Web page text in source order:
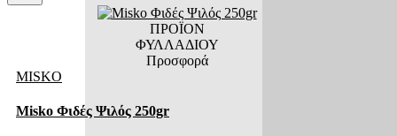
ΠΡΟΪΟΝ
ΦΥΛΛΑΔΙΟΥ
Προσφορά
MISKO
Misko Φιδές Ψιλός 250gr